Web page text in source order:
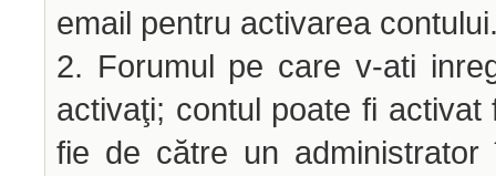
email pentru activarea
2. Forumul pe care v-ati
activaţi; contul poate fi
fie de către un